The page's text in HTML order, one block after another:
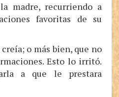
madre, recurriendo a
favoritas de su
o más bien, que no
Esto lo irritó.
a que le prestara